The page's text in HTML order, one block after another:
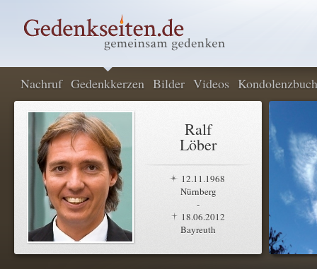
Nachruf Gedenkkerzen Bilder Videos Kondolenzbuch
Ralf
Löber
12.11.1968
Nürnberg
-
18.06.2012
Bayreuth